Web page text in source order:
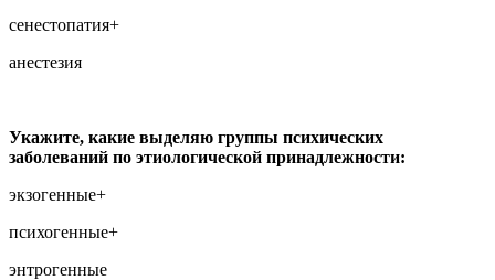
сенестопатия+
анестезия
Укажите, какие выделяю группы психических
заболеваний по этиологической принадлежности:
экзогенные+
психогенные+
энтрогенные